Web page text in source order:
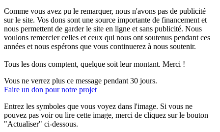
Comme vous avez pu le remarquer, nous n'avons pas de publicité
sur le site. Vos dons sont une source importante de financement et
nous permettent de garder le site en ligne et sans publicité. Nous
voulons remercier celles et ceux qui nous ont soutenus pendant ces
années et nous espérons que vous continuerez à nous soutenir.
Tous les dons comptent, quelque soit leur montant. Merci !
Vous ne verrez plus ce message pendant 30 jours.
Faire un don pour notre projet
Entrez les symboles que vous voyez dans l'image. Si vous ne
pouvez pas voir ou lire cette image, merci de cliquez sur le bouton
"Actualiser" ci-dessous.